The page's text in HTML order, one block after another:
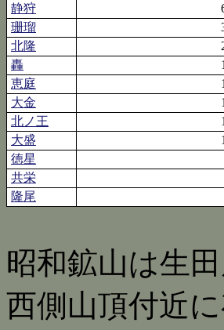
静狩
珊瑠
北隆
轟
恵庭
大金
北ノ王
大盛
徳星
共栄
隆尾
昭和鉱山は生
西側山頂付近に